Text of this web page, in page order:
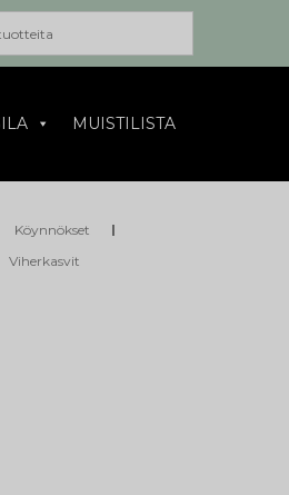
MUISTILISTA
Köynnökset
Viherkasvit